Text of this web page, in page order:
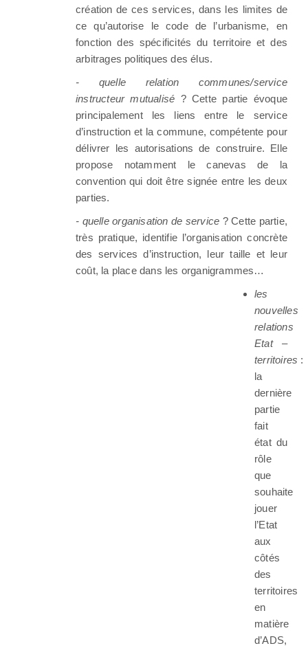
création de ces services, dans les limites de
ce qu’autorise le code de l’urbanisme, en
fonction des spécificités du territoire et des
arbitrages politiques des élus.
- quelle relation communes/service
instructeur mutualisé ? Cette partie évoque
principalement les liens entre le service
d’instruction et la commune, compétente pour
délivrer les autorisations de construire. Elle
propose notamment le canevas de la
convention qui doit être signée entre les deux
parties.
- quelle organisation de service ? Cette partie,
très pratique, identifie l’organisation concrète
des services d’instruction, leur taille et leur
coût, la place dans les organigrammes…
les
nouvelles
relations
Etat –
territoires :
la
dernière
partie
fait
état du
rôle
que
souhaite
jouer
l’Etat
aux
côtés
des
territoires
en
matière
d’ADS,